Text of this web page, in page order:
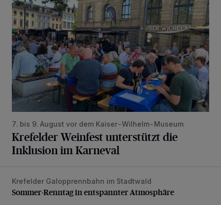
7. bis 9. August vor dem Kaiser-Wilhelm-Museum
Krefelder Weinfest unterstützt die
Inklusion im Karneval
Sommer-Renntag in entspannter Atmosphäre
Krefelder Galopprennbahn im Stadtwald
Sommer-Renntag in entspannter Atmosphäre